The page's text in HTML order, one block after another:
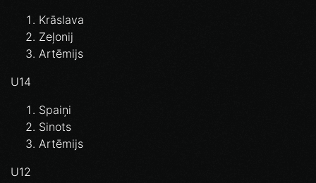
Krāslava
Zeļonij
Artēmijs
U14
Spaiņi
Sinots
Artēmijs
U12